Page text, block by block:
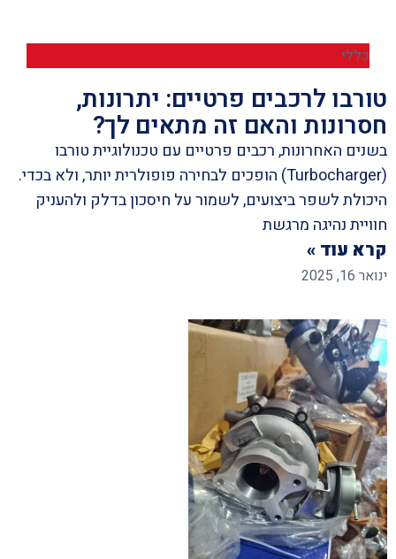
כללי
טורבו לרכבים פרטיים: יתרונות,
חסרונות והאם זה מתאים לך?
בשנים האחרונות, רכבים פרטיים עם טכנולוגיית טורבו
(Turbocharger) הופכים לבחירה פופולרית יותר, ולא בכדי.
היכולת לשפר ביצועים, לשמור על חיסכון בדלק ולהעניק
חוויית נהיגה מרגשת
קרא עוד »
ינואר 16, 2025